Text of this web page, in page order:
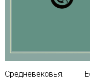
Средневековья.